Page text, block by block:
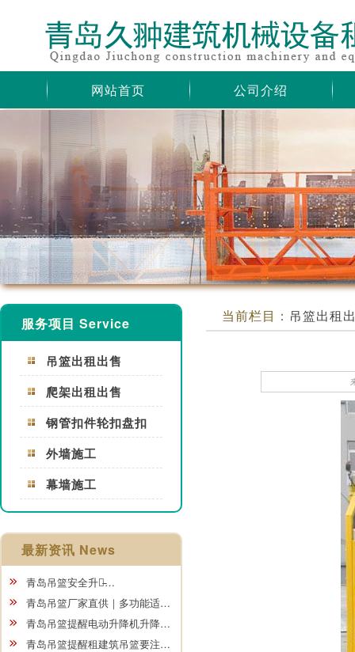
网站首页 公司介绍
服务项目 Service
吊篮出租出售
爬架出租出售
钢管扣件轮扣盘扣
外墙施工
幕墙施工
最新资讯 News
青岛吊篮安全升级̵…
青岛吊篮厂家直供｜多功能适…
青岛吊篮提醒电动升降机升降…
青岛吊篮提醒租建筑吊篮要注…
当前栏目： 吊篮出租